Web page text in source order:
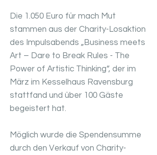
Die 1.050 Euro für mach Mut
stammen aus der Charity-Losaktion
des Impulsabends „Business meets
Art – Dare to Break Rules - The
Power of Artistic Thinking“, der im
März im Kesselhaus Ravensburg
stattfand und über 100 Gäste
begeistert hat.
Möglich wurde die Spendensumme
durch den Verkauf von Charity-